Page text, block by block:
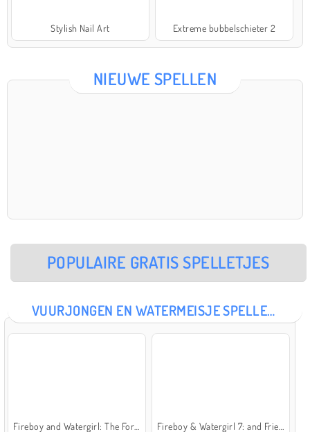
Stylish Nail Art Extreme bubbelschieter 2
NIEUWE SPELLEN
POPULAIRE GRATIS SPELLETJES
VUURJONGEN EN WATERMEISJE SPELLETJES